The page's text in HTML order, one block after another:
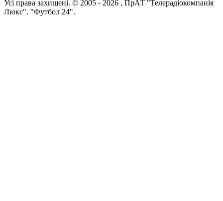
Усi права захищенi. © 2005 - 2026 , ПрАТ "Телерадіокомпанія
Люкс". "Футбол 24".